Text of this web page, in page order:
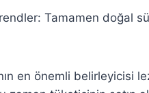
Tamamen doğal
en önemli belirleyicisi